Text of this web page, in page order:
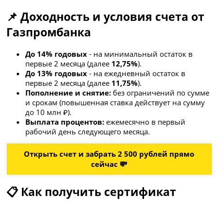
📌 Доходность и условия счета от
Газпромбанка
До 14% годовых- на минимальный остаток в
первые 2 месяца (далее 12,75%).
До 13% годовых- на ежедневный остаток в
первые 2 месяца (далее 11,75%).
Пополнение и снятие:без ограничений по сумме
и срокам (повышенная ставка действует на сумму
до 10 млн ₽).
Выплата процентов:ежемесячно в первый
рабочий день следующего месяца.
Открыть счет и забрать 2 500 рублей прямо
сейчас 💸
📋 Как получить сертификат